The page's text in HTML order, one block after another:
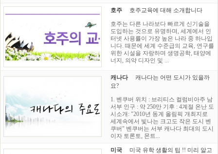
호주
호주교육에 대해 소개합니다
호주는 다른 나라보다 빠르게 신기술을
도입하는 것으로 유명하며, 세계에서 인
터넷 사용률이 가장 높은 나라 중 하나입
니다. 때문에 세계 수준급의 교육, 연구를
위한 시설을 자랑하며 생명공학, 태양에
너지, 의약 디자인 및 ...
캐나다
캐나다는 어떤 도시가 있을까
요?
1. 벤쿠버 위치 : 브리티스 컬럼비아주 남
서부 인구 : 약 250만 기후 : 4계절 온난 도
시소개: "2010년 동계 올림픽 개최지로
세계속에서 빛나는 크고도 작은 도시 벤
쿠버" 벤쿠버는 서부 캐나다 최대의 도시
이자 토론토, 몬트...
미국
미국 유학 생활의 팁 !! 미리 알고